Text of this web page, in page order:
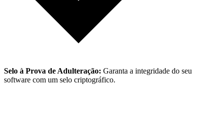
Selo à Prova de Adulteração: Garanta a integridade do seu
software com um selo criptográfico.